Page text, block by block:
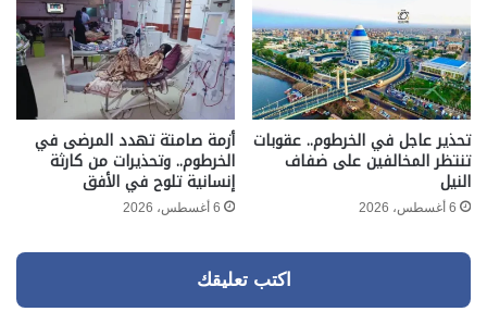
تحذير عاجل في الخرطوم.. عقوبات
تنتظر المخالفين على ضفاف
النيل
6 أغسطس، 2026
أزمة صامتة تهدد المرضى في
الخرطوم.. وتحذيرات من كارثة
إنسانية تلوح في الأفق
6 أغسطس، 2026
اكتب تعليقك